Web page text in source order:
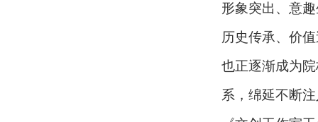
形象突出、意
历史传承、价
也正逐渐成为
系，绵延不断